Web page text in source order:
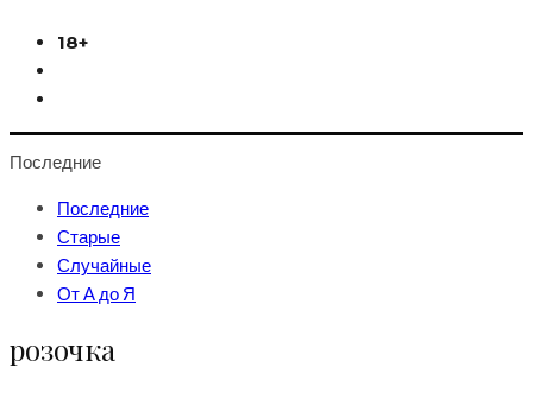
18+
Последние
Последние
Старые
Случайные
От А до Я
розочка